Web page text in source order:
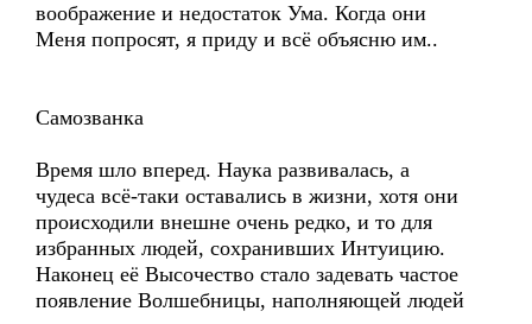
воображение и недостаток Ума. Когда они
Меня попросят, я приду и всё объясню им..
Самозванка
Время шло вперед. Наука развивалась, а
чудеса всё-таки оставались в жизни, хотя они
происходили внешне очень редко, и то для
избранных людей, сохранивших Интуицию.
Наконец её Высочество стало задевать частое
появление Волшебницы, наполняющей людей